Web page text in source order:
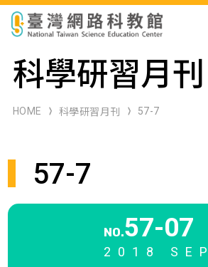
科展作品檢索
科學研習月刊
科學研習月刊
HOME 科學研習月刊 57-7
57-7
NO.57-07
2018 SEP